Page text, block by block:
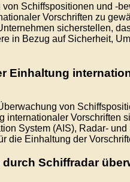
Schiffspositionen und -
Vorschriften zu
sicherstellen,
in Bezug auf Sicherheit,
Einhaltung
von
internationaler Vorschriften
System (AIS), Radar-
die Einhaltung der
Schiffradar